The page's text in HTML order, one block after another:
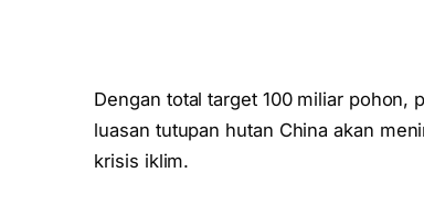
Dengan total target 100 miliar pohon,
luasan tutupan hutan China akan
krisis iklim.